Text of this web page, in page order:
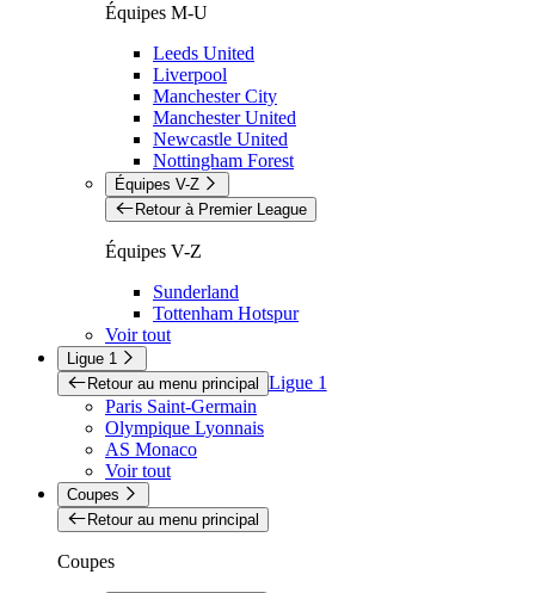
Équipes M-U
Leeds United
Liverpool
Manchester City
Manchester United
Newcastle United
Nottingham Forest
Équipes V-Z
Retour à Premier League
Équipes V-Z
Sunderland
Tottenham Hotspur
Voir tout
Ligue 1
Retour au menu principal Ligue 1
Paris Saint-Germain
Olympique Lyonnais
AS Monaco
Voir tout
Coupes
Retour au menu principal
Coupes